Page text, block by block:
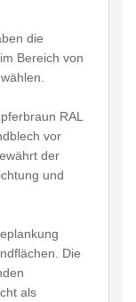
die
Bereich von
RAL
vor
der
und
Die
als